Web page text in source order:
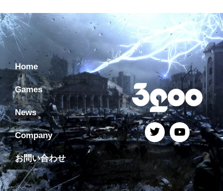
Home
Games
News
Company
お問い合わせ